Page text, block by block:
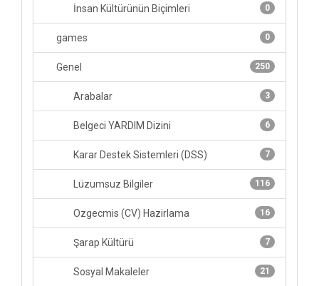
0
İnsan Kültürünün Biçimleri
0
games
250
Genel
3
Arabalar
6
Belgeci YARDIM Dizini
7
Karar Destek Sistemleri (DSS)
116
Lüzumsuz Bilgiler
16
Ozgecmis (CV) Hazirlama
7
Şarap Kültürü
21
Sosyal Makaleler